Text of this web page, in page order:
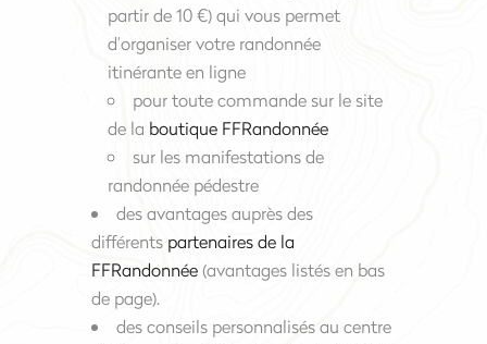
partir de 10 €) qui vous permet
d’organiser votre randonnée
itinérante en ligne
pour toute commande sur le site
de la boutique FFRandonnée
sur les manifestations de
randonnée pédestre
des avantages auprès des
différents partenaires de la
FFRandonnée (avantages listés en bas
de page).
des conseils personnalisés au centre